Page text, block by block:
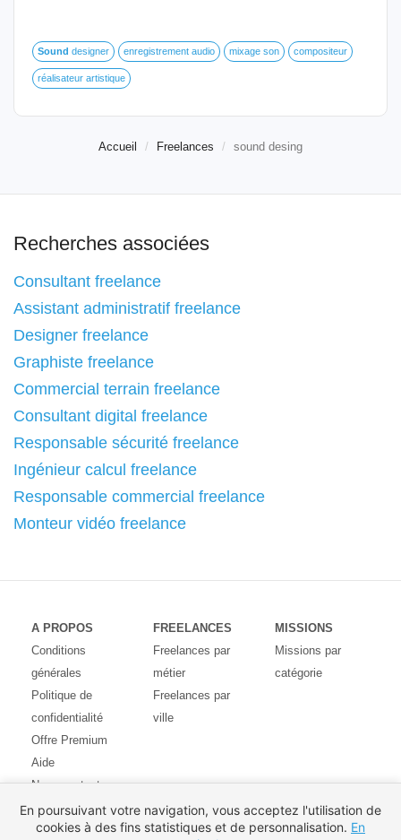
Sound designer enregistrement audio mixage son compositeur
réalisateur artistique
Accueil Freelances sound desing
Recherches associées
Consultant freelance
Assistant administratif freelance
Designer freelance
Graphiste freelance
Commercial terrain freelance
Consultant digital freelance
Responsable sécurité freelance
Ingénieur calcul freelance
Responsable commercial freelance
Monteur vidéo freelance
A PROPOS
Conditions
générales
Politique de
confidentialité
Offre Premium
Aide
Nous contacter
Avis des
utilisateurs
FREELANCES
Freelances par
métier
Freelances par
ville
MISSIONS
Missions par
catégorie
En poursuivant votre navigation, vous acceptez l'utilisation de
cookies à des fins statistiques et de personnalisation. En